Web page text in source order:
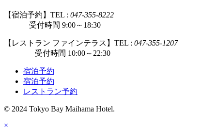
【宿泊予約】TEL : 047-355-8222
受付時間 9:00～18:30
【レストラン ファインテラス】TEL : 047-355-1207
受付時間 10:00～22:30
宿泊予約
宿泊予約
レストラン予約
© 2024 Tokyo Bay Maihama Hotel.
×